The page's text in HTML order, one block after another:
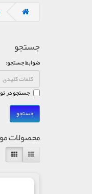
جستجو
ضوابط جستجو:
جستجو در
محصولات